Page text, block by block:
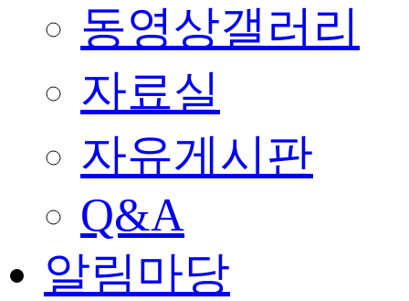
동영상갤러리
자료실
자유게시판
Q&A
알림마당